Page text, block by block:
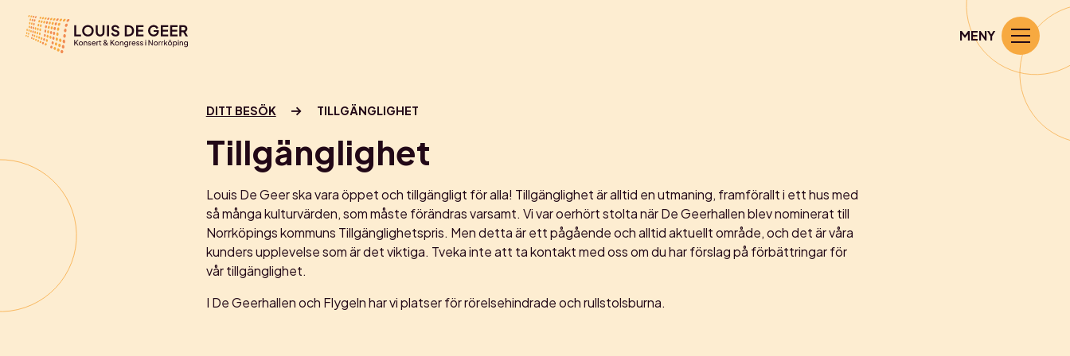
MENY
DITT BESÖK TILLGÄNGLIGHET
Tillgänglighet
Louis De Geer ska vara öppet och tillgängligt för alla! Tillgänglighet är alltid en utmaning, framförallt i ett hus med
så många kulturvärden, som måste förändras varsamt. Vi var oerhört stolta när De Geerhallen blev nominerat till
Norrköpings kommuns Tillgänglighetspris. Men detta är ett pågående och alltid aktuellt område, och det är våra
kunders upplevelse som är det viktiga. Tveka inte att ta kontakt med oss om du har förslag på förbättringar för
vår tillgänglighet.
I De Geerhallen och Flygeln har vi platser för rörelsehindrade och rullstolsburna.